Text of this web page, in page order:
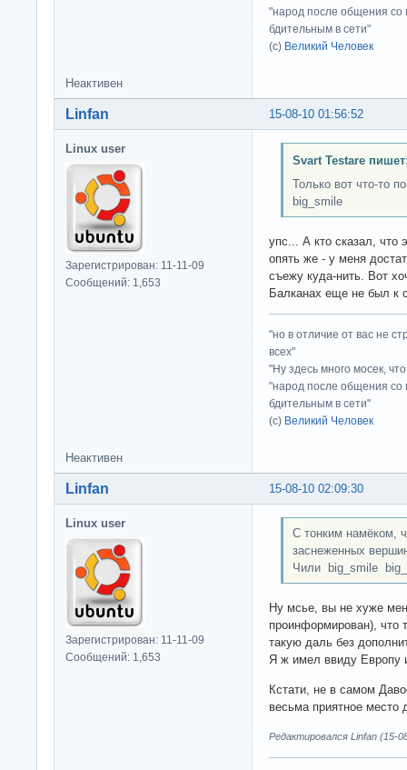
"народ после общения со
бдительным в сети"
(с) Великий Человек
Неактивен
15-08-10 01:56:52
Linfan
Linux user
Зарегистрирован: 11-11-09
Сообщений: 1,653
Svart Testare
Только вот что-то
big_smile
упс... А кто сказал, что
опять же - у меня
съежу куда-нить. Вот
Балканах еще не был
"но в отличие от вас не
всех"
"Ну здесь много мосек,
"народ после общения со
бдительным в сети"
(с) Великий Человек
Неактивен
15-08-10 02:09:30
Linfan
Linux user
Зарегистрирован: 11-11-09
Сообщений: 1,653
С тонким намёком,
заснеженных
Чили big_smile
Ну мсье, вы не хуже
проинформирован), что
такую даль без
Я ж имел ввиду
Кстати, не в самом
весьма приятное
Редактировался Linfan (15-